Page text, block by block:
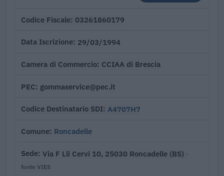
Codice Fiscale 03261860179
Data Iscrizione 29/03/1994
Camera di Commercio CCIAA di Brescia
PEC gommaservice@pec.it
Codice Destinatario SDI A4707H7
Comune Roncadelle
Sede Via F Lli Cervi 10, 25030 Roncadelle (BS) ·
fonte VIES